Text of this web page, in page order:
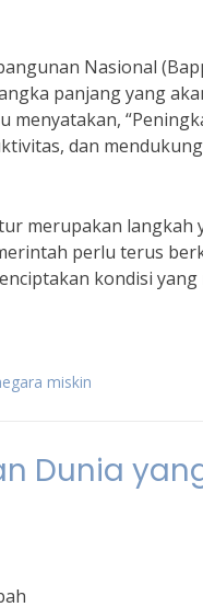
Nasional
panjang yang
menyatakan,
dan
merupakan langkah
perlu terus
kondisi
miskin
Dunia